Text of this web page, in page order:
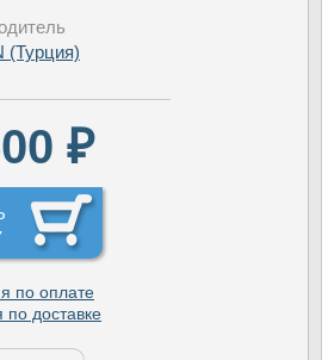
(Турция)
₽
по оплате
доставке